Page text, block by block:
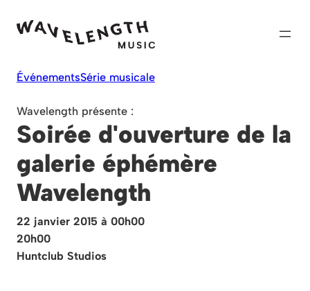
ÉvénementsSérie musicale
Wavelength présente :
Soirée d'ouverture de la
galerie éphémère
Wavelength
22 janvier 2015 à 00h00
20h00
Huntclub Studios